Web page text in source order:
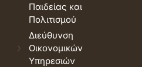
Παιδείας και
Πολιτισμού
Διεύθυνση
Οικονομικών
Υπηρεσιών